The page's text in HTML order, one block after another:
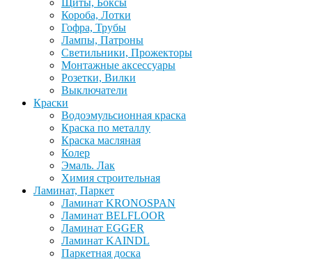
Щиты, Боксы
Короба, Лотки
Гофра, Трубы
Лампы, Патроны
Светильники, Прожекторы
Монтажные аксессуары
Розетки, Вилки
Выключатели
Краски
Водоэмульсионная краска
Краска по металлу
Краска масляная
Колер
Эмаль. Лак
Химия строительная
Ламинат, Паркет
Ламинат KRONOSPAN
Ламинат BELFLOOR
Ламинат EGGER
Ламинат KAINDL
Паркетная доска